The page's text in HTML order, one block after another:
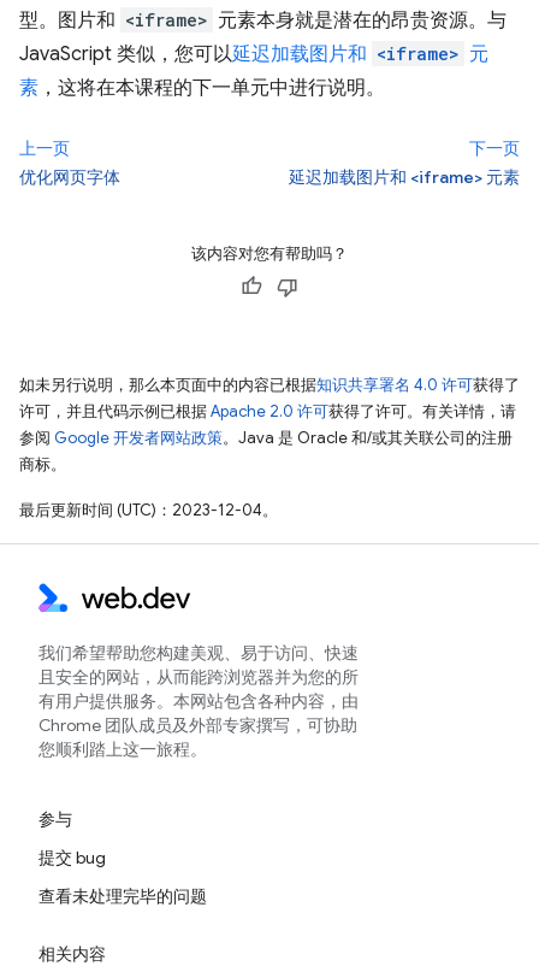
型。图片和 <iframe> 元素本身就是潜在的昂贵资源。与
JavaScript 类似，您可以延迟加载图片和 <iframe> 元
素 ，这将在本课程的下一单元中进行说明。
上一页
优化网页字体
下一页
延迟加载图片和 <iframe> 元素
该内容对您有帮助吗？
如未另行说明，那么本页面中的内容已根据知识共享署名 4.0 许可获得了
许可，并且代码示例已根据Apache 2.0 许可获得了许可。有关详情，请
参阅 Google 开发者网站政策。Java 是 Oracle 和/或其关联公司的注册
商标。
最后更新时间 (UTC)：2023-12-04。
我们希望帮助您构建美观、易于访问、快速
且安全的网站，从而能跨浏览器并为您的所
有用户提供服务。本网站包含各种内容，由
Chrome 团队成员及外部专家撰写，可协助
您顺利踏上这一旅程。
参与
提交 bug
查看未处理完毕的问题
相关内容